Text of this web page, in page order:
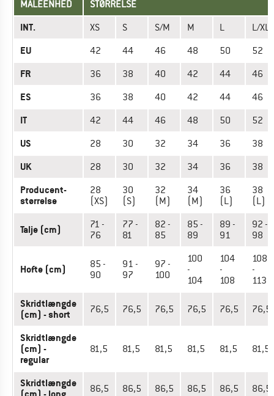
MÅLEENHED STØRRELSE
INT. XS S S/M M L L/XL
EU 42 44 46 48 50 52
FR 36 38 40 42 44 46
ES 36 38 40 42 44 46
IT 42 44 46 48 50 52
US 28 30 32 34 36 38
UK 28 30 32 34 36 38
Producent-
størrelse
28
(XS)
30
(S)
32
(M)
34
(M)
36
(L)
38
(L)
Talje (cm)
71 -
76
77 -
81
82 -
85
85 -
89
89 -
91
92 -
98
Hofte (cm)
85 -
90
91 -
97
97 -
100
100
-
104
104
-
108
108
-
113
Skridtlængde
(cm) - short
76,5 76,5 76,5 76,5 76,5 76,5
Skridtlængde
(cm) -
regular
81,5 81,5 81,5 81,5 81,5 81,5
Skridtlængde
86,5 86,5 86,5 86,5 86,5 86,5